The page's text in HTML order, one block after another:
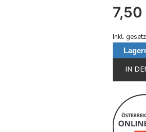
7,50
Inkl.
IN